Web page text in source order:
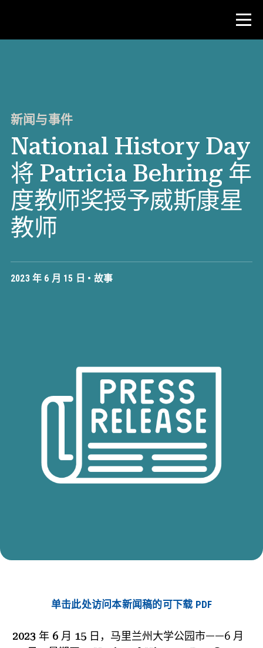
教师资源
新闻与事件
关于 NHD
参与其中
新闻与事件
National History Day
将 Patricia Behring 年
度教师奖授予威斯康星
教师
2023 年 6 月 15 日 • 故事
单击此处访问本新闻稿的可下载 PDF
2023 年 6 月 15 日，马里兰州大学公园市——6 月